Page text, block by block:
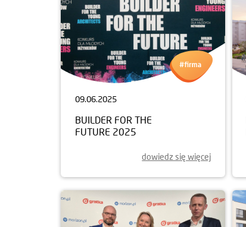
09.06.2025
BUILDER FOR THE
FUTURE 2025
dowiedz się więcej